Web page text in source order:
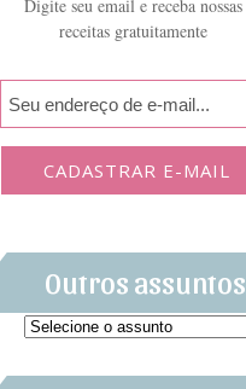
Digite seu email e receba nossas
receitas gratuitamente
Outros assuntos